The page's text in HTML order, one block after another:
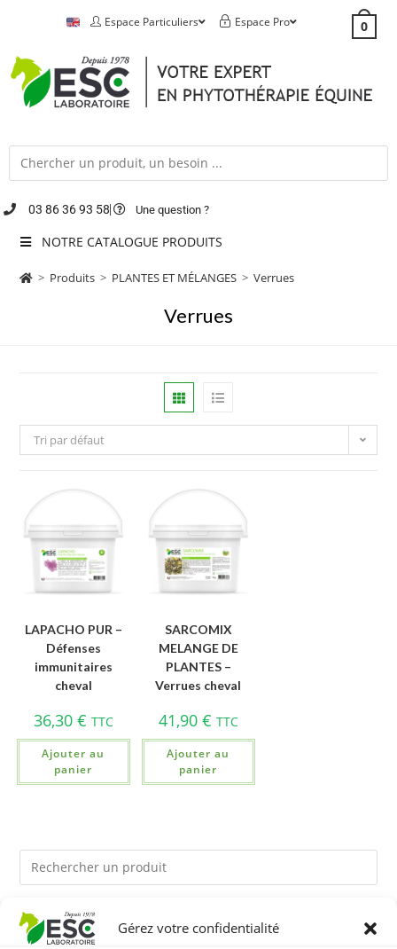
Gérez votre confidentialité
Espace Particuliers Espace Pro 0
03 86 36 93 58 Une question ?
NOTRE CATALOGUE PRODUITS
> Produits > PLANTES ET MÉLANGES > Verrues
Verrues
Tri par défaut
LAPACHO PUR –
Défenses
immunitaires
cheval
36,30 € TTC
Ajouter au
panier
SARCOMIX
MELANGE DE
PLANTES –
Verrues cheval
41,90 € TTC
Ajouter au
panier
Ils pourraient vous plaire